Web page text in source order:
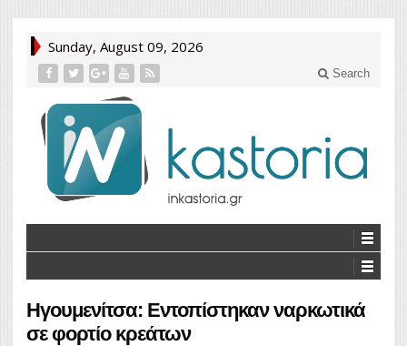
Sunday, August 09, 2026
Search
Ηγουμενίτσα: Εντοπίστηκαν ναρκωτικά
σε φορτίο κρεάτων